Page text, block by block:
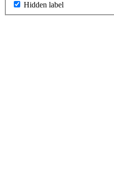
Hidden label